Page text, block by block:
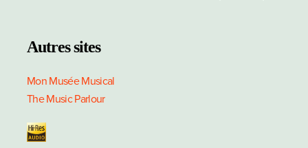
Autres sites
Mon Musée Musical
The Music Parlour